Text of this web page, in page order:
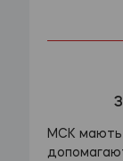
МСК мають